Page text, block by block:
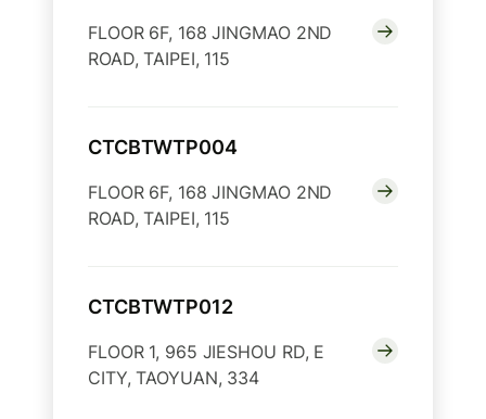
FLOOR 6F, 168 JINGMAO 2ND
ROAD, TAIPEI, 115
CTCBTWTP004
FLOOR 6F, 168 JINGMAO 2ND
ROAD, TAIPEI, 115
CTCBTWTP012
FLOOR 1, 965 JIESHOU RD, E
CITY, TAOYUAN, 334